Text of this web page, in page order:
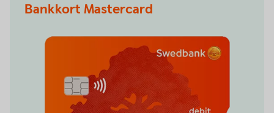
Bankkort Mastercard